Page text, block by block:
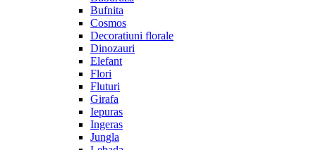
Bufnita
Cosmos
Decoratiuni florale
Dinozauri
Elefant
Flori
Fluturi
Girafa
Iepuras
Ingeras
Jungla